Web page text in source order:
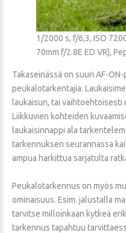
1/2000 s, f/6,3, ISO
70mm f/2.8E ED VR),
Takaseinässä on suuri AF-
peukalotarkentajia.
laukaisun, tai
Liikkuvien kohteiden
laukaisinnappi ala
tarkennuksen seurannassa
ampua harkittua sarjatulta
Peukalotarkennus on myös
ominaisuus. Esim. jalustalla
tarvitse milloinkaan kytkeä
tarkennus tapahtuu